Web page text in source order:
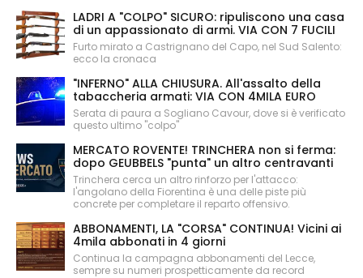
LADRI A "COLPO" SICURO: ripuliscono una casa
di un appassionato di armi. VIA CON 7 FUCILI
Furto mirato a Castrignano del Capo, nel Sud Salento:
ecco la cronaca
"INFERNO" ALLA CHIUSURA. All'assalto della
tabaccheria armati: VIA CON 4MILA EURO
Serata di paura a Sogliano Cavour, dove si è verificato
questo ultimo "colpo"
MERCATO ROVENTE! TRINCHERA non si ferma:
dopo GEUBBELS "punta" un altro centravanti
Trinchera cerca un altro rinforzo per l'attacco:
l'angolano della Fiorentina è una delle piste più
concrete per completare il reparto offensivo.
ABBONAMENTI, LA "CORSA" CONTINUA! Vicini ai
4mila abbonati in 4 giorni
Continua la campagna abbonamenti del Lecce,
sempre su numeri prospetticamente da record